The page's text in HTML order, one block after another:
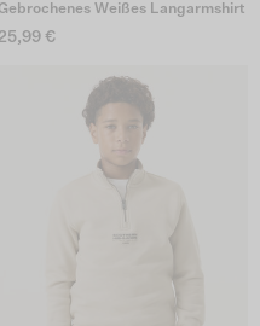
Gebrochenes Weißes Langarmshirt
25,99 €